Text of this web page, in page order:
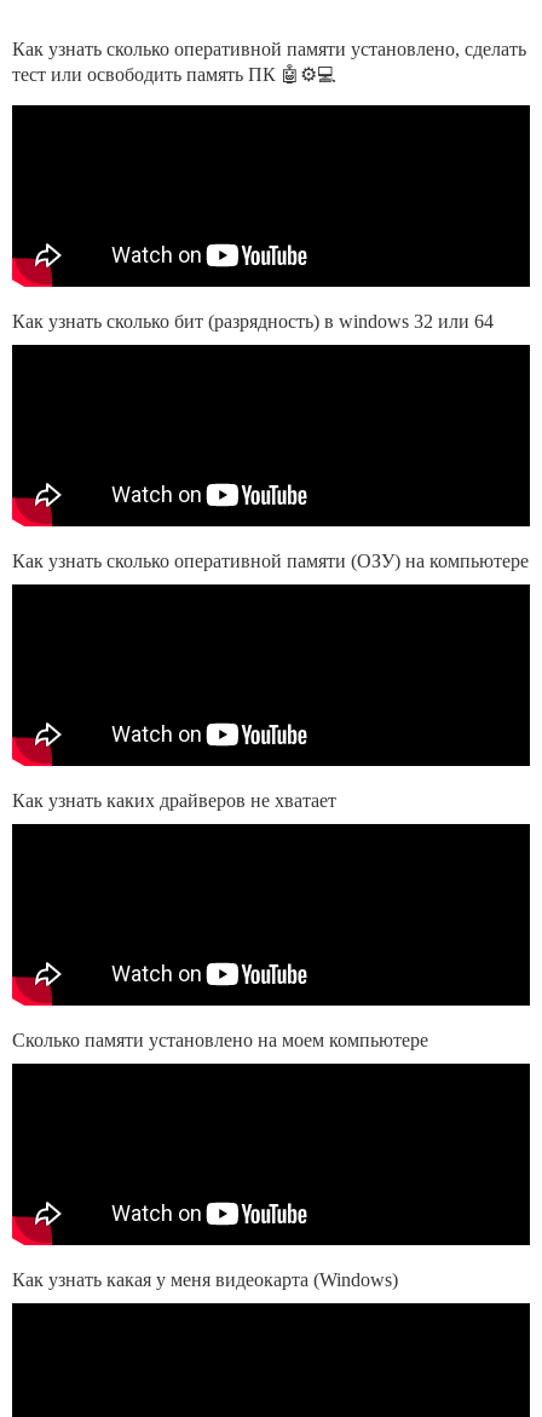
Как узнать сколько оперативной памяти установлено, сделать
тест или освободить память ПК 🤖⚙️💻
Как узнать сколько бит (разрядность) в windows 32 или 64
Как узнать сколько оперативной памяти (ОЗУ) на компьютере
Как узнать каких драйверов не хватает
Сколько памяти установлено на моем компьютере
Как узнать какая у меня видеокарта (Windows)